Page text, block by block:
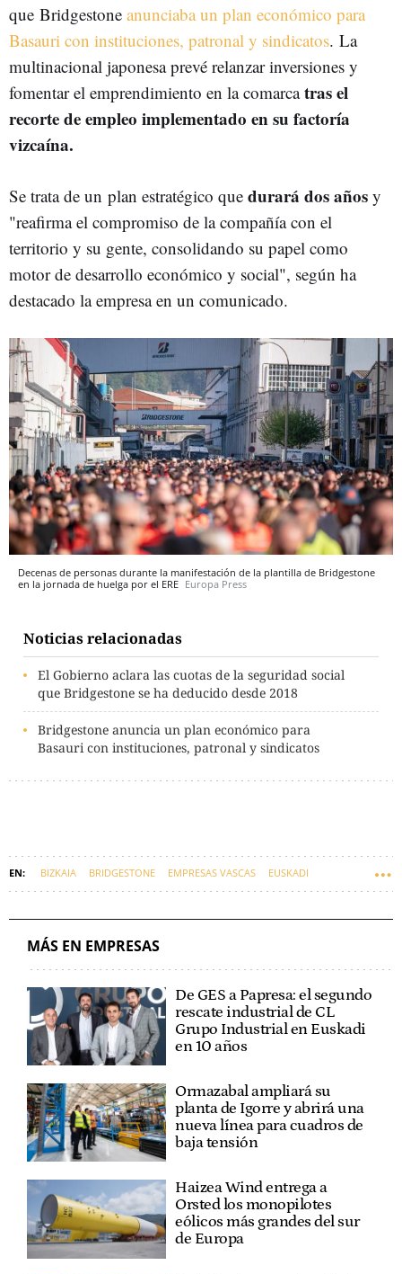
que Bridgestone anunciaba un plan económico para
Basauri con instituciones, patronal y sindicatos. La
multinacional japonesa prevé relanzar inversiones y
fomentar el emprendimiento en la comarcatras el
recorte de empleo implementado en su factoría
vizcaína.
Se trata de un plan estratégico que durará dos años y
"reafirma el compromiso de la compañía con el
territorio y su gente, consolidando su papel como
motor de desarrollo económico y social", según ha
destacado la empresa en un comunicado.
Decenas de personas durante la manifestación de la plantilla de Bridgestone
en la jornada de huelga por el ERE Europa Press
Noticias relacionadas
El Gobierno aclara las cuotas de la seguridad social
que Bridgestone se ha deducido desde 2018
Bridgestone anuncia un plan económico para
Basauri con instituciones, patronal y sindicatos
BIZKAIA BRIDGESTONE EMPRESAS VASCAS EUSKADI
MÁS EN EMPRESAS
De GES a Papresa: el segundo
rescate industrial de CL
Grupo Industrial en Euskadi
en 10 años
Ormazabal ampliará su
planta de Igorre y abrirá una
nueva línea para cuadros de
baja tensión
Haizea Wind entrega a
Orsted los monopilotes
eólicos más grandes del sur
de Europa